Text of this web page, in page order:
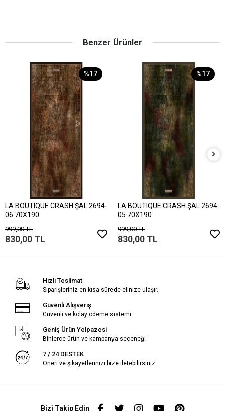
Benzer Ürünler
%17
LA BOUTIQUE CRASH ŞAL 2694-
06 70X190
999,00 TL
830,00 TL
%17
LA BOUTIQUE CRASH ŞAL 2694-
05 70X190
999,00 TL
830,00 TL
Hızlı Teslimat
Siparişleriniz en kısa sürede elinize ulaşır.
Güvenli Alışveriş
Güvenli ve kolay ödeme sistemi
Geniş Ürün Yelpazesi
Binlerce ürün ve kampanya seçeneği
7 / 24 DESTEK
Öneri ve şikayetlerinizi bize iletebilirsiniz.
Bizi Takip Edin